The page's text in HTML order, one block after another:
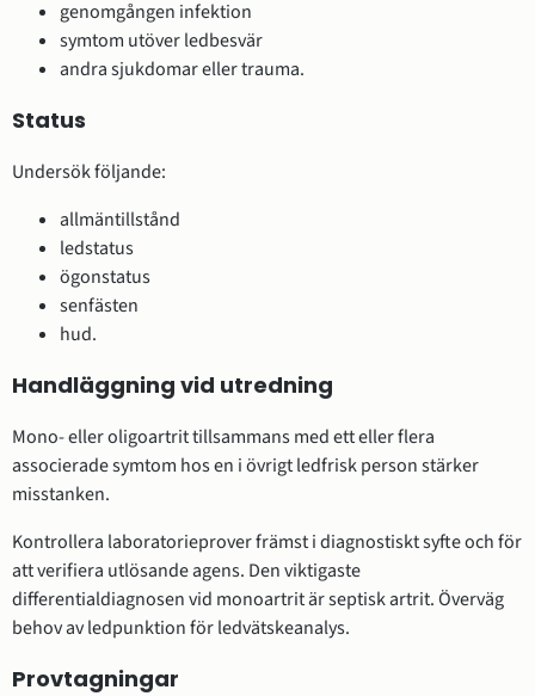
genomgången infektion
symtom utöver ledbesvär
andra sjukdomar eller trauma.
Status
Undersök följande:
allmäntillstånd
ledstatus
ögonstatus
senfästen
hud.
Handläggning vid utredning
Mono- eller oligoartrit tillsammans med ett eller flera
associerade symtom hos en i övrigt ledfrisk person stärker
misstanken.
Kontrollera laboratorieprover främst i diagnostiskt syfte och för
att verifiera utlösande agens. Den viktigaste
differentialdiagnosen vid monoartrit är septisk artrit. Överväg
behov av ledpunktion för ledvätskeanalys.
Provtagningar